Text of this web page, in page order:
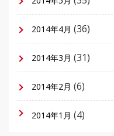
2014年4月 (36)
2014年3月 (31)
2014年2月 (6)
2014年1月 (4)